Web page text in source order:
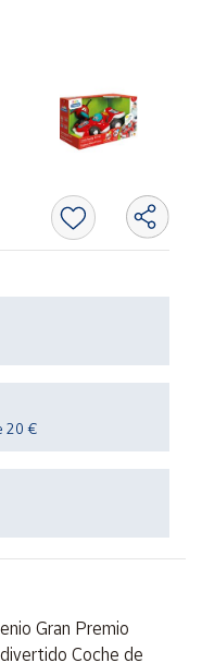
20 €
Gran Premio
Coche de